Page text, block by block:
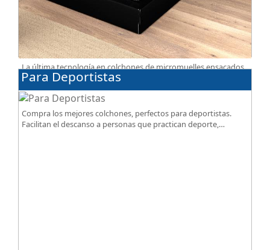
La última tecnología en colchones de micromuelles ensacados
la tienes en nuestra tienda, necesitas saber ¿qué son los
micromuelles?
Para Deportistas
Compra los mejores colchones, perfectos para deportistas.
Facilitan el descanso a personas que practican deporte,